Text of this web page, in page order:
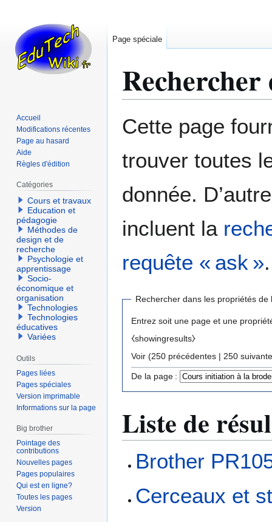
Rechercher
à
navigation
à
recherche
Cette page
trouver toutes
donnée.
incluent la
requête « ask ».
Rechercher dans les propriétés de
Entrez soit une page et une
⧼showingresults⧽
Voir (250 précédentes | 250
De la page :
Liste de
Brother
Cerceaux et
Page spéciale
Accueil
Modifications récentes
Page au hasard
Aide
Règles d'édition
Catégories
Cours et travaux
Education et
pédagogie
Méthodes de
design et de
recherche
Psychologie et
apprentissage
Socio-
économique et
organisation
Technologies
Technologies
éducatives
Variées
Outils
Pages liées
Pages spéciales
Version imprimable
Informations sur la page
Big brother
Pointage des
contributions
Nouvelles pages
Pages populaires
Qui est en ligne?
Toutes les pages
Version